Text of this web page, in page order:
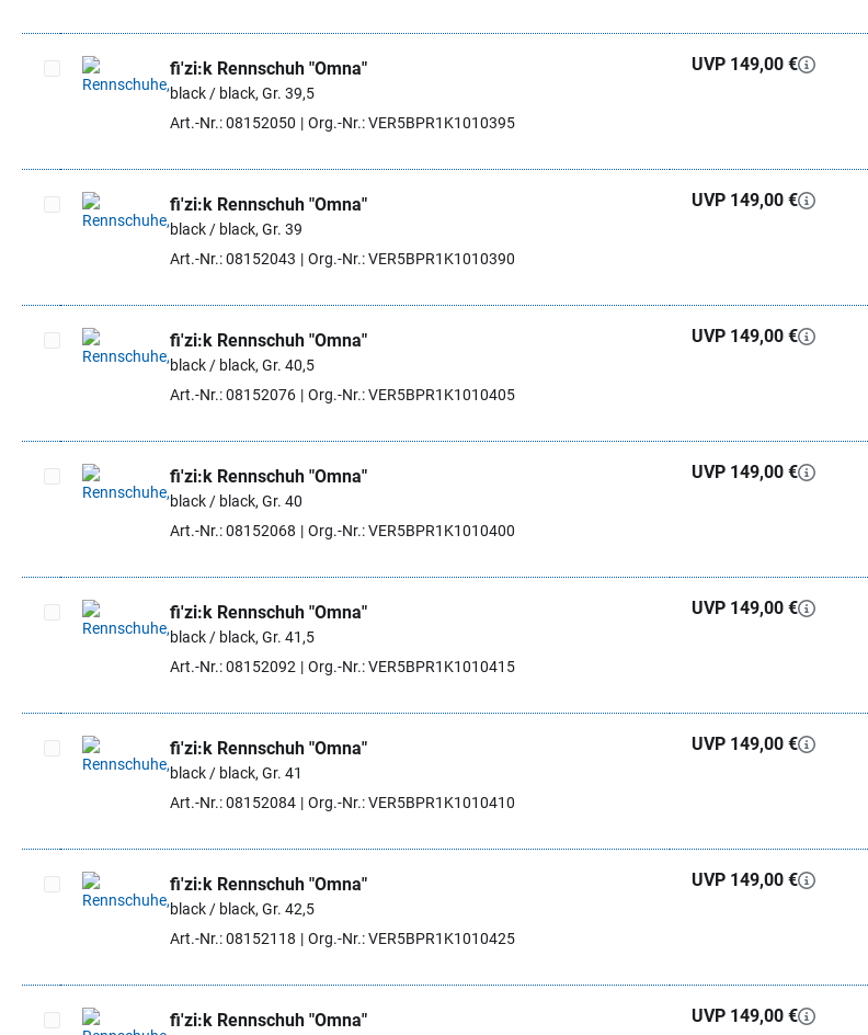
Artikel auswählen
fi'zi:k Rennschuh "Omna"
black / black, Gr. 39,5
Art.-Nr.: 08152050
Org.-Nr.: VER5BPR1K1010395
UVP 149,00 €
Artikel auswählen
fi'zi:k Rennschuh "Omna"
black / black, Gr. 39
Art.-Nr.: 08152043
Org.-Nr.: VER5BPR1K1010390
UVP 149,00 €
Artikel auswählen
fi'zi:k Rennschuh "Omna"
black / black, Gr. 40,5
Art.-Nr.: 08152076
Org.-Nr.: VER5BPR1K1010405
UVP 149,00 €
Artikel auswählen
fi'zi:k Rennschuh "Omna"
black / black, Gr. 40
Art.-Nr.: 08152068
Org.-Nr.: VER5BPR1K1010400
UVP 149,00 €
Artikel auswählen
fi'zi:k Rennschuh "Omna"
black / black, Gr. 41,5
Art.-Nr.: 08152092
Org.-Nr.: VER5BPR1K1010415
UVP 149,00 €
Artikel auswählen
fi'zi:k Rennschuh "Omna"
black / black, Gr. 41
Art.-Nr.: 08152084
Org.-Nr.: VER5BPR1K1010410
UVP 149,00 €
Artikel auswählen
fi'zi:k Rennschuh "Omna"
black / black, Gr. 42,5
Art.-Nr.: 08152118
Org.-Nr.: VER5BPR1K1010425
UVP 149,00 €
fi'zi:k Rennschuh "Omna" UVP 149,00 €